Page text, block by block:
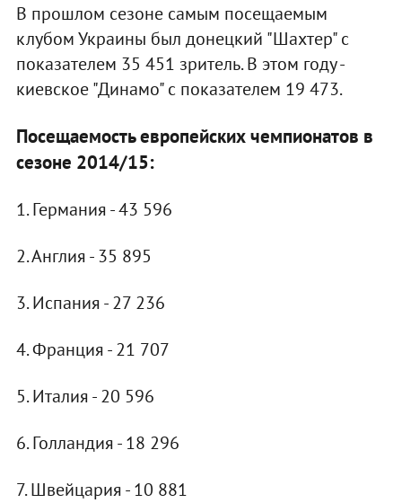
В прошлом сезоне самым посещаемым
клубом Украины был донецкий "Шахтер" с
показателем 35 451 зритель. В этом году -
киевское "Динамо" с показателем 19 473.
Посещаемость европейских чемпионатов в
сезоне 2014/15:
1. Германия - 43 596
2. Англия - 35 895
3. Испания - 27 236
4. Франция - 21 707
5. Италия - 20 596
6. Голландия - 18 296
7. Швейцария - 10 881